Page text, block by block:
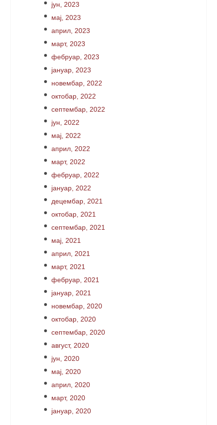
јун, 2023
мај, 2023
април, 2023
март, 2023
фебруар, 2023
јануар, 2023
новембар, 2022
октобар, 2022
септембар, 2022
јун, 2022
мај, 2022
април, 2022
март, 2022
фебруар, 2022
јануар, 2022
децембар, 2021
октобар, 2021
септембар, 2021
мај, 2021
април, 2021
март, 2021
фебруар, 2021
јануар, 2021
новембар, 2020
октобар, 2020
септембар, 2020
август, 2020
јун, 2020
мај, 2020
април, 2020
март, 2020
јануар, 2020